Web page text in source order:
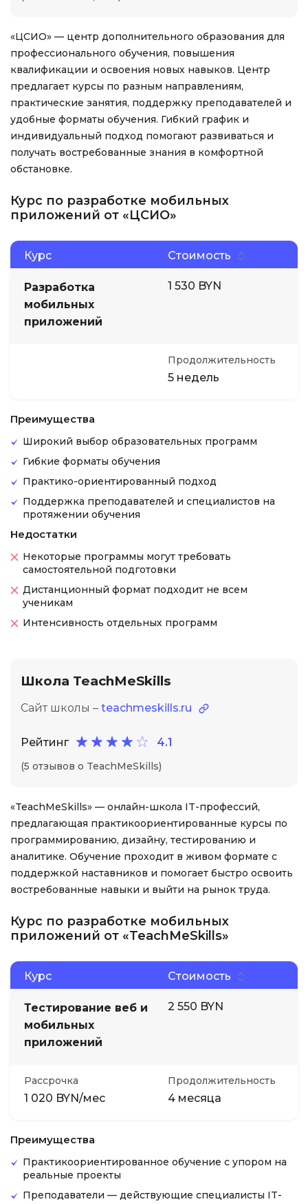
«ЦСИО» — центр дополнительного образования для
профессионального обучения, повышения
квалификации и освоения новых навыков. Центр
предлагает курсы по разным направлениям,
практические занятия, поддержку преподавателей и
удобные форматы обучения. Гибкий график и
индивидуальный подход помогают развиваться и
получать востребованные знания в комфортной
обстановке.
Курс по разработке мобильных
приложений от «ЦСИО»
Курс Стоимость
Разработка
мобильных
приложений
1 530 BYN
Продолжительность
5 недель
Преимущества
Широкий выбор образовательных программ
Гибкие форматы обучения
Практико-ориентированный подход
Поддержка преподавателей и специалистов на
протяжении обучения
Недостатки
Некоторые программы могут требовать
самостоятельной подготовки
Дистанционный формат подходит не всем
ученикам
Интенсивность отдельных программ
Школа TeachMeSkills
Сайт школы – teachmeskills.ru
Рейтинг 4.1
(5 отзывов о TeachMeSkills)
«TeachMeSkills» — онлайн-школа IT-профессий,
предлагающая практикоориентированные курсы по
программированию, дизайну, тестированию и
аналитике. Обучение проходит в живом формате с
поддержкой наставников и помогает быстро освоить
востребованные навыки и выйти на рынок труда.
Курс по разработке мобильных
приложений от «TeachMeSkills»
Курс Стоимость
Тестирование веб и
мобильных
приложений
2 550 BYN
Рассрочка
1 020 BYN/мес
Продолжительность
4 месяца
Преимущества
Практикоориентированное обучение с упором на
реальные проекты
Преподаватели — действующие специалисты IT-